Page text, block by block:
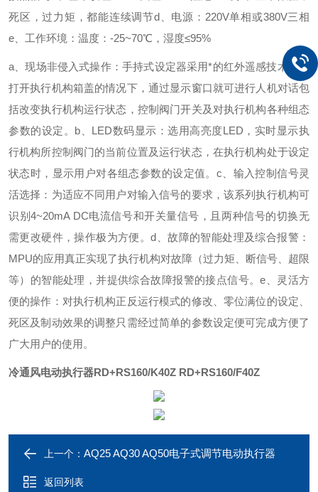
死区，过力矩，都能连续调节d、电源：220V单相或380V三相
e、工作环境：温度：-25~70℃，湿度≤95%
a、现场非侵入式操作：手持式设定器采用*的红外遥感技术无需
打开执行机构箱盖的情况下，通过显示窗口就可进行人机对话包
括改变执行机构运行状态，控制阀门开关及对执行机构各种组态
参数的设定。 b、LED数码显示：选用高亮度LED，实时显示执
行机构所控制阀门的当前位置及运行状态，在执行机构处于设定
状态时，显示用户对各组态参数的设定值。 c、输入控制信号灵
活选择：为适应不同用户对输入信号的要求，该系列执行机构可
识别4~20mA DC电流信号和开关量信号，且两种信号的切换无
需更改硬件，操作极为方便。d、故障的智能处理及综合报警：
MPU的应用真正实现了执行机构对故障（过力矩、断信号、超限
等）的智能处理，并提供综合故障报警的接点信号。e、灵活方
便的操作：对执行机构正反运行模式的修改、零位满位的设定、
死区及制动效果的调整只需经过简单的参数设定便可完成方便了
广大用户的使用。
冷通风电动执行器RD+RS160/K40Z RD+RS160/F40Z
上一个： AQ25 AQ30 AQ50电子式调节电动执行器
返回列表